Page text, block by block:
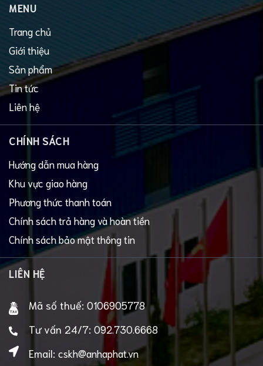
MENU
Trang chủ
Giới thiệu
Sản phẩm
Tin tức
Liên hệ
CHÍNH SÁCH
Hướng dẫn mua hàng
Khu vực giao hàng
Phương thức thanh toán
Chính sách trả hàng và hoàn tiền
Chính sách bảo mật thông tin
LIÊN HỆ
Mã số thuế: 0106905778
Tư vấn 24/7: 092.730.6668
Email: cskh@anhaphat.vn